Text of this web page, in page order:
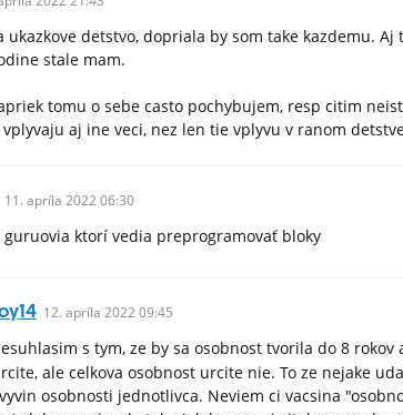
ukazkove detstvo, dopriala by som take kazdemu. Aj
stale mam.
tomu o sebe casto pochybujem, resp citim
aj ine veci, nez len tie vplyvu v ranom
11. apríla 2022 06:30
ktorí vedia preprogramovať bloky
12. apríla 2022 09:45
s tym, ze by sa osobnost tvorila do 8 rokov
ale celkova osobnost urcite nie. To ze nejake
osobnosti jednotlivca. Neviem ci vacsina